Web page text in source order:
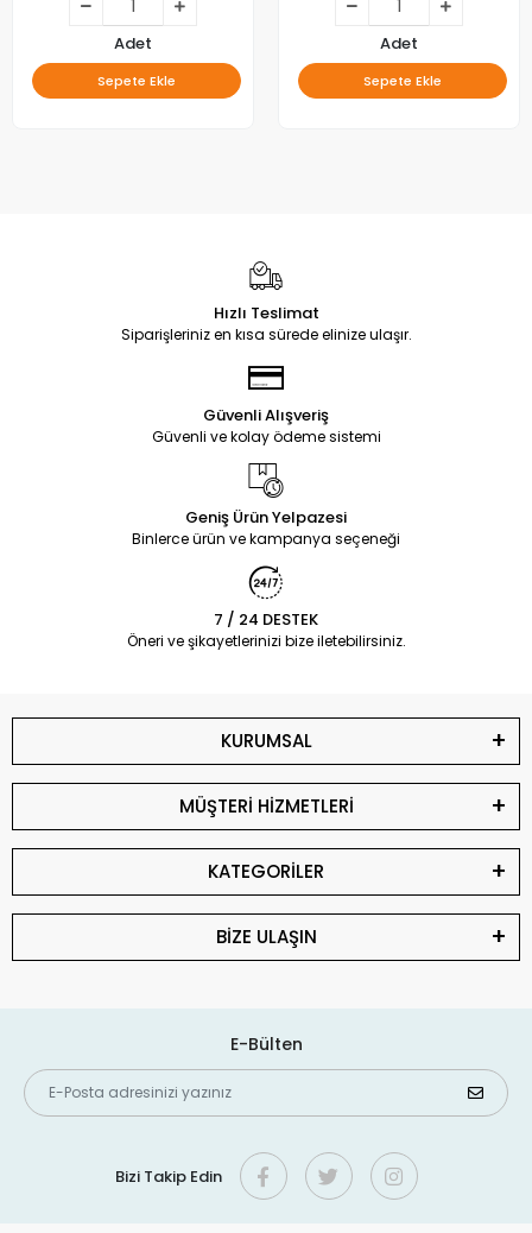
Adet
Sepete Ekle
Adet
Sepete Ekle
Hızlı Teslimat
Siparişleriniz en kısa sürede elinize ulaşır.
Güvenli Alışveriş
Güvenli ve kolay ödeme sistemi
Geniş Ürün Yelpazesi
Binlerce ürün ve kampanya seçeneği
7 / 24 DESTEK
Öneri ve şikayetlerinizi bize iletebilirsiniz.
KURUMSAL
MÜŞTERİ HİZMETLERİ
KATEGORİLER
BİZE ULAŞIN
E-Bülten
Bizi Takip Edin